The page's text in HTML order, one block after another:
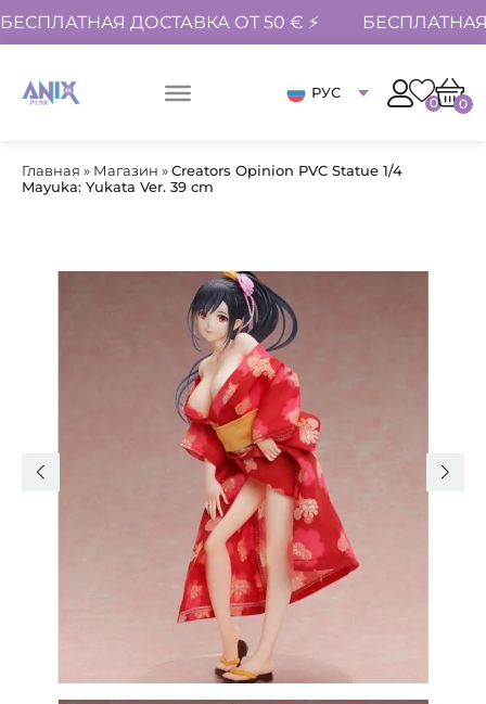
БЕСПЛАТНАЯ ДОСТАВКА ОТ 50 € ⚡
РУС
0 0
Главная » Магазин »Creators Opinion PVC Statue 1/4
Mayuka: Yukata Ver. 39 cm